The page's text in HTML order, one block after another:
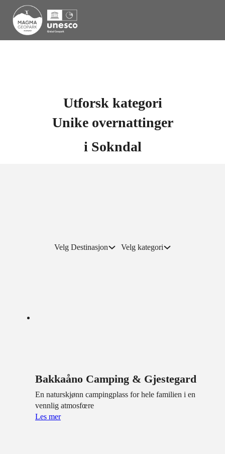
Utforsk kategori
Unike overnattinger
i Sokndal
Velg Destinasjon Velg kategori
Bakkaåno Camping & Gjestegard
En naturskjønn campingplass for hele familien i en
vennlig atmosfœre
Les mer